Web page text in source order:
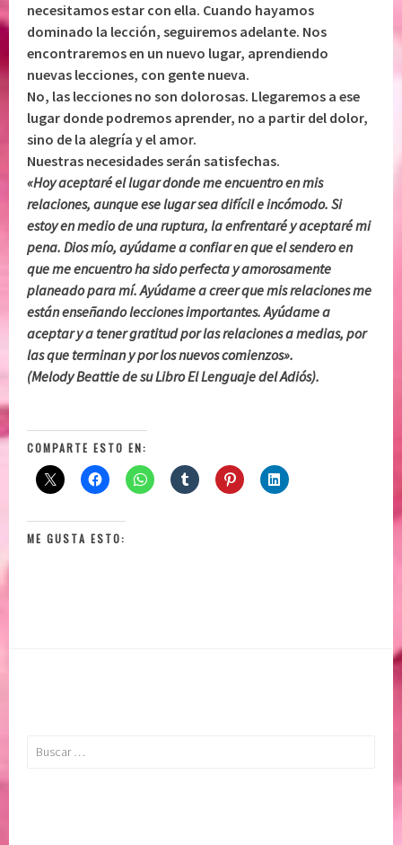
necesitamos estar con ella. Cuando hayamos
dominado la lección, seguiremos adelante. Nos
encontraremos en un nuevo lugar, aprendiendo
nuevas lecciones, con gente nueva.
No, las lecciones no son dolorosas. Llegaremos a ese
lugar donde podremos aprender, no a partir del dolor,
sino de la alegría y el amor.
Nuestras necesidades serán satisfechas.
«Hoy aceptaré el lugar donde me encuentro en mis
relaciones, aunque ese lugar sea difícil e incómodo. Si
estoy en medio de una ruptura, la enfrentaré y aceptaré mi
pena. Dios mío, ayúdame a confiar en que el sendero en
que me encuentro ha sido perfecta y amorosamente
planeado para mí. Ayúdame a creer que mis relaciones me
están enseñando lecciones importantes. Ayúdame a
aceptar y a tener gratitud por las relaciones a medias, por
las que terminan y por los nuevos comienzos».
(Melody Beattie de su Libro El Lenguaje del Adiós).
COMPARTE ESTO EN:
ME GUSTA ESTO:
Buscar: